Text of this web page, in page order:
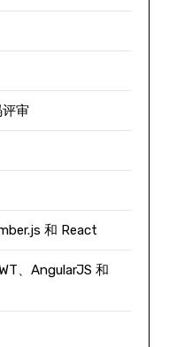
审
和 React
、AngularJS 和